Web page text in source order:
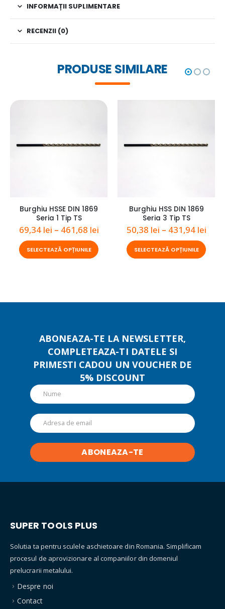
INFORMAȚII SUPLIMENTARE
RECENZII (0)
PRODUSE SIMILARE
Burghiu HSSE DIN 1869
Seria 1 Tip TS
69,34 lei – 461,68 leiInterval
prețuri:
69,34 lei
SELECTEAZĂ OPȚIUNILE
Acest produs are mai multe variații. Opțiunile pot fi alese în pagina produsului.
Burghiu HSS DIN 1869
Seria 3 Tip TS
50,38 lei – 431,94 lei
SELECTEAZĂ OPȚIUNILE
ABONEAZA-TE LA NEWSLETTER,
COMPLETEAZA-TI DATELE SI
PRIMESTI CADOU UN VOUCHER DE
5% DISCOUNT
SUPER TOOLS PLUS
Solutia ta pentru sculele aschietoare din Romania. Simplificam
procesul de aprovizionare al companiilor din domeniul
prelucrarii metalului.
Despre noi
Contact